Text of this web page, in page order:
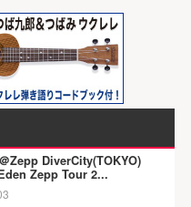
Zepp DiverCity(TOKYO)
Zepp Tour 2...